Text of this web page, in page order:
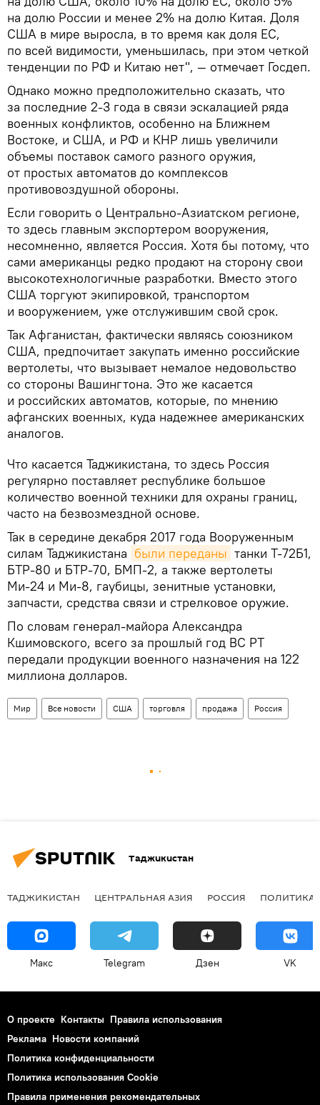
на долю России и менее 2% на долю Китая. Доля
США в мире выросла, в то время как доля ЕС,
по всей видимости, уменьшилась, при этом четкой
тенденции по РФ и Китаю нет", — отмечает Госдеп.
Однако можно предположительно сказать, что
за последние 2-3 года в связи эскалацией ряда
военных конфликтов, особенно на Ближнем
Востоке, и США, и РФ и КНР лишь увеличили
объемы поставок самого разного оружия,
от простых автоматов до комплексов
противовоздушной обороны.
Если говорить о Центрально-Азиатском регионе,
то здесь главным экспортером вооружения,
несомненно, является Россия. Хотя бы потому, что
сами американцы редко продают на сторону свои
высокотехнологичные разработки. Вместо этого
США торгуют экипировкой, транспортом
и вооружением, уже отслужившим свой срок.
Так Афганистан, фактически являясь союзником
США, предпочитает закупать именно российские
вертолеты, что вызывает немалое недовольство
со стороны Вашингтона. Это же касается
и российских автоматов, которые, по мнению
афганских военных, куда надежнее американских
аналогов.
Что касается Таджикистана, то здесь Россия
регулярно поставляет республике большое
количество военной техники для охраны границ,
часто на безвозмездной основе.
Так в середине декабря 2017 года Вооруженным
силам Таджикистана были переданы танки Т-72Б1,
БТР-80 и БТР-70, БМП-2, а также вертолеты
Ми-24 и Ми-8, гаубицы, зенитные установки,
запчасти, средства связи и стрелковое оружие.
По словам генерал-майора Александра
Кшимовского, всего за прошлый год ВС РТ
передали продукции военного назначения на 122
миллиона долларов.
Мир Все новости США торговля продажа Россия
Таджикистан
ТАДЖИКИСТАН ЦЕНТРАЛЬНАЯ АЗИЯ РОССИЯ ПОЛИТИКА
Макс Telegram Дзен VK
О проекте Контакты Правила использования
Реклама Новости компаний
Политика конфиденциальности
Политика использования Cookie
Правила применения рекомендательных